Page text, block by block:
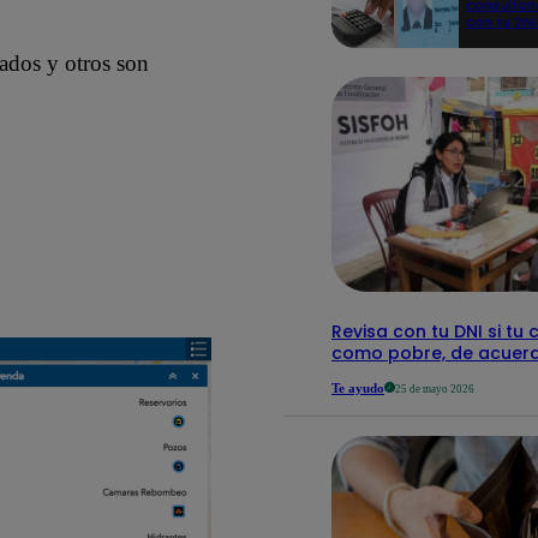
y otros son
con tu
detalles
Revisa con tu DNI si tu
como pobre, de
Te ayudo 25 de mayo 2026